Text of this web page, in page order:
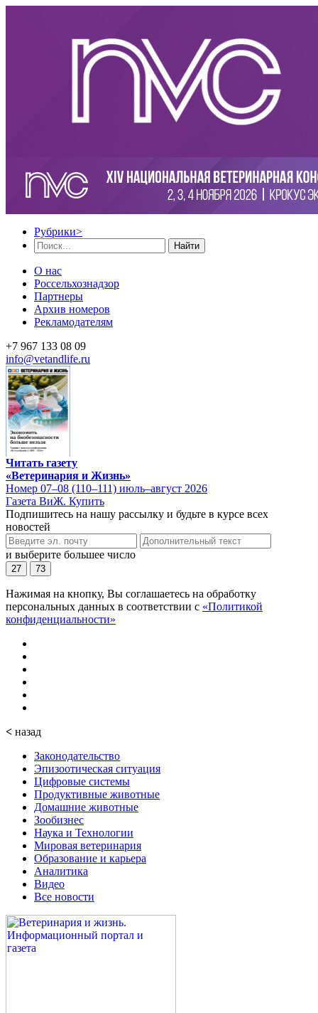
Рубрики>
Найти
О нас
Россельхознадзор
Партнеры
Архив номеров
Рекламодателям
+7 967 133 08 09
info@vetandlife.ru
Читать газету
«Ветеринария и Жизнь»
Номер 07–08 (110–111) июль–август 2026
Газета ВиЖ. Купить
Подпишитесь на нашу рассылку и будьте в курсе всех
новостей
и выберите большее число
27 73
Нажимая на кнопку, Вы соглашаетесь на обработку
персональных данных в соответствии с «Политикой
конфиденциальности»
< назад
Законодательство
Эпизоотическая ситуация
Цифровые системы
Продуктивные животные
Домашние животные
Зообизнес
Наука и Технологии
Мировая ветеринария
Образование и карьера
Аналитика
Видео
Все новости